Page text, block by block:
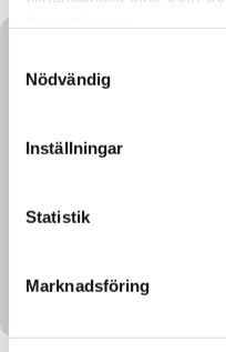
Nödvändig
Inställningar
Statistik
Marknadsföring